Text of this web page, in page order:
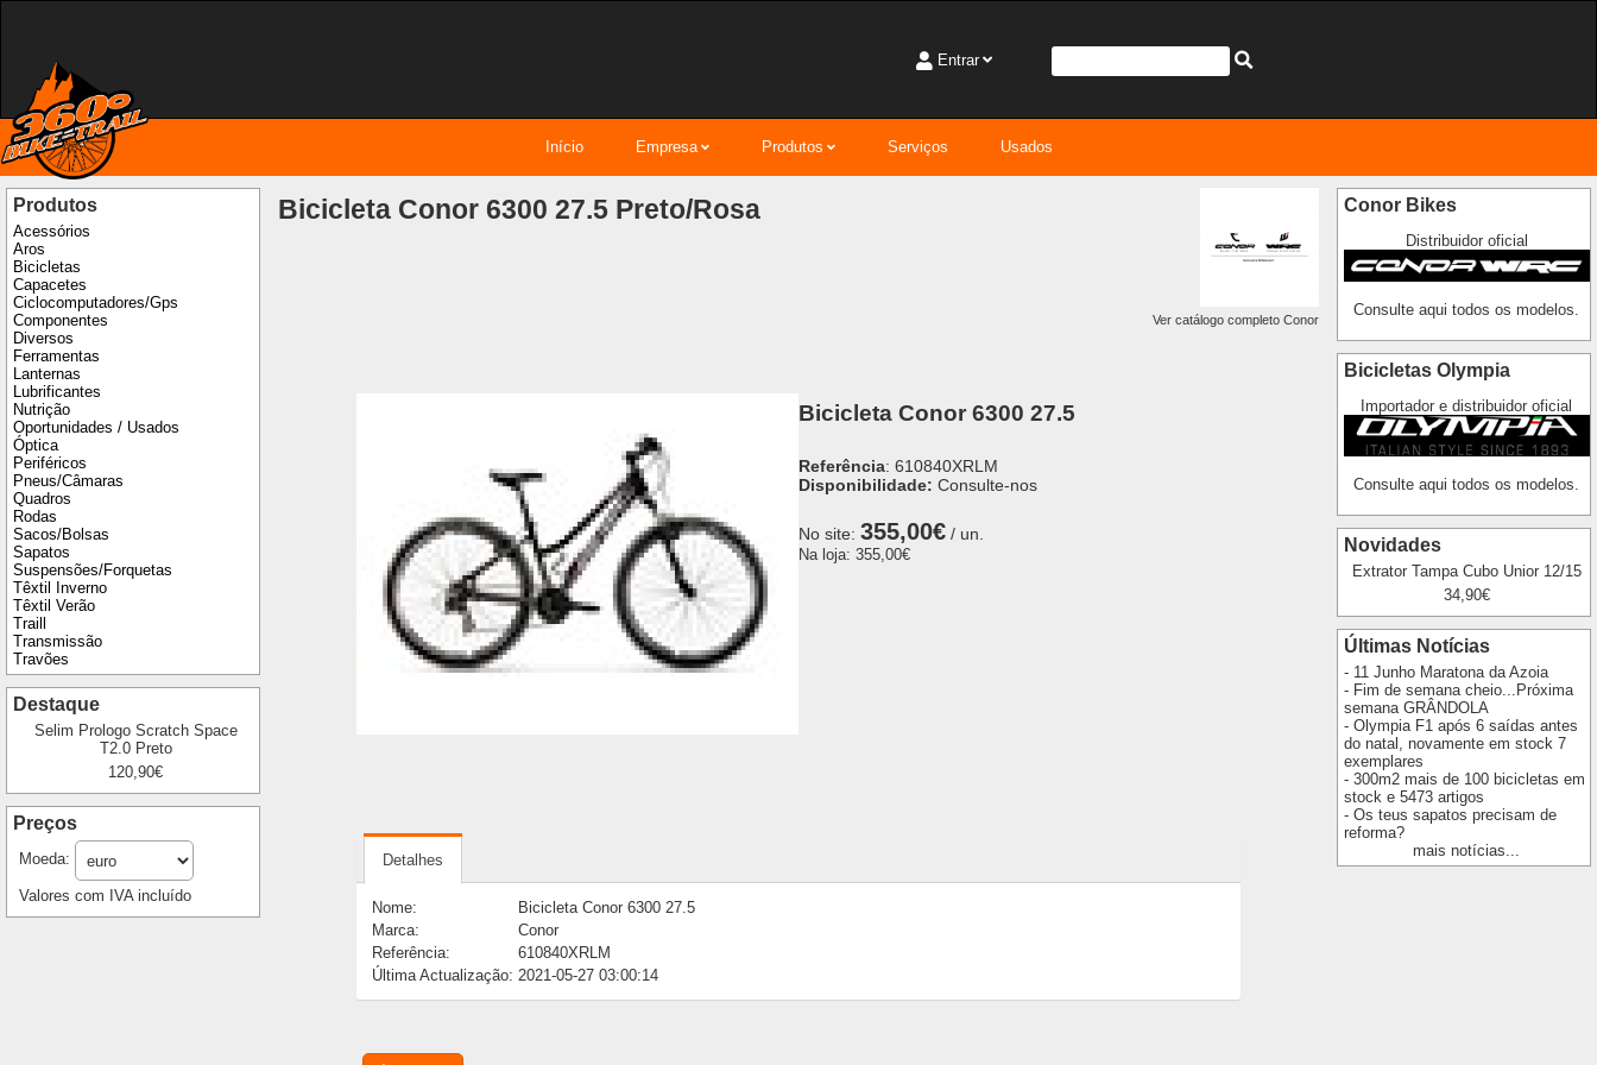
Entrar
Início Empresa Produtos Serviços Usados
Produtos
Acessórios
Aros
Bicicletas
Capacetes
Ciclocomputadores/Gps
Componentes
Diversos
Ferramentas
Lanternas
Lubrificantes
Nutrição
Oportunidades / Usados
Óptica
Periféricos
Pneus/Câmaras
Quadros
Rodas
Sacos/Bolsas
Sapatos
Suspensões/Forquetas
Têxtil Inverno
Têxtil Verão
Traill
Transmissão
Travões
Destaque
Selim Prologo Scratch Space
T2.0 Preto
120,90€
Preços
Moeda:
Valores com IVA incluído
Bicicleta Conor 6300 27.5 Preto/Rosa
Ver catálogo completo Conor
Bicicleta Conor 6300 27.5
Referência: 610840XRLM
Disponibilidade: Consulte-nos
No site: 355,00€/ un.
Na loja: 355,00€
Detalhes
Nome:
Bicicleta Conor 6300 27.5
Marca:
Conor
Referência:
610840XRLM
Última Actualização: 2021-05-27 03:00:14
Conor Bikes
Distribuidor oficial
Consulte aqui todos os modelos.
Bicicletas Olympia
Importador e distribuidor oficial
Consulte aqui todos os modelos.
Novidades
Extrator Tampa Cubo Unior 12/15
34,90€
Últimas Notícias
- 11 Junho Maratona da Azoia
- Fim de semana cheio...Próxima
semana GRÂNDOLA
- Olympia F1 após 6 saídas antes
do natal, novamente em stock 7
exemplares
- 300m2 mais de 100 bicicletas em
stock e 5473 artigos
- Os teus sapatos precisam de
reforma?
mais notícias...